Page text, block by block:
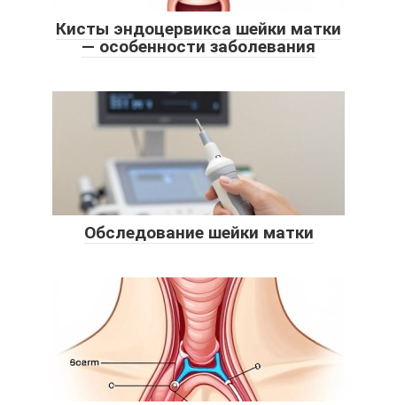
Кисты эндоцервикса шейки матки
— особенности заболевания
Обследование шейки матки